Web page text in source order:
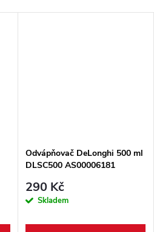
Odvápňovač DeLonghi 500 ml
DLSC500 AS00006181
290 Kč
Skladem